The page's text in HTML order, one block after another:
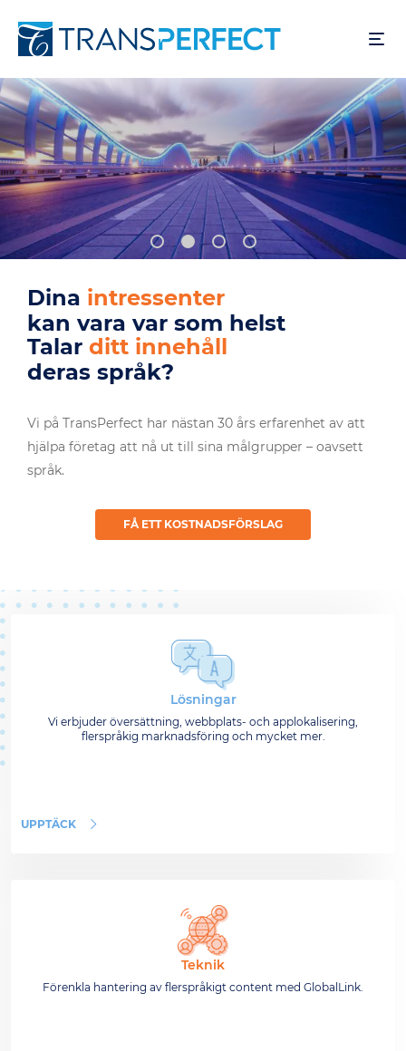
till
Dina användare
kan vara var som helst
Talar din produkt
deras språk?
Vi på TransPerfect har nästan 30 års erfarenhet av att
hjälpa företag att nå ut till sina målgrupper – oavsett
språk.
FÅ ETT KOSTNADSFÖRSLAG
Lösningar
Vi erbjuder översättning, webbplats- och applokalisering,
flerspråkig marknadsföring och mycket mer.
UPPTÄCK
Teknik
Förenkla hantering av flerspråkigt content med GlobalLink.